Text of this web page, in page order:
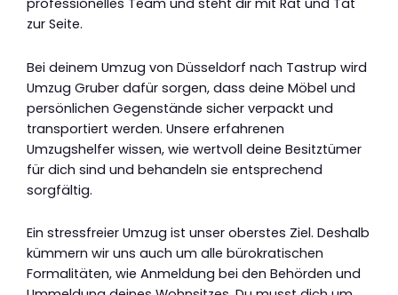
professionelles Team und steht dir mit Rat und Tat
zur Seite.
Bei deinem Umzug von Düsseldorf nach Tastrup wird
Umzug Gruber dafür sorgen, dass deine Möbel und
persönlichen Gegenstände sicher verpackt und
transportiert werden. Unsere erfahrenen
Umzugshelfer wissen, wie wertvoll deine Besitztümer
für dich sind und behandeln sie entsprechend
sorgfältig.
Ein stressfreier Umzug ist unser oberstes Ziel. Deshalb
kümmern wir uns auch um alle bürokratischen
Formalitäten, wie Anmeldung bei den Behörden und